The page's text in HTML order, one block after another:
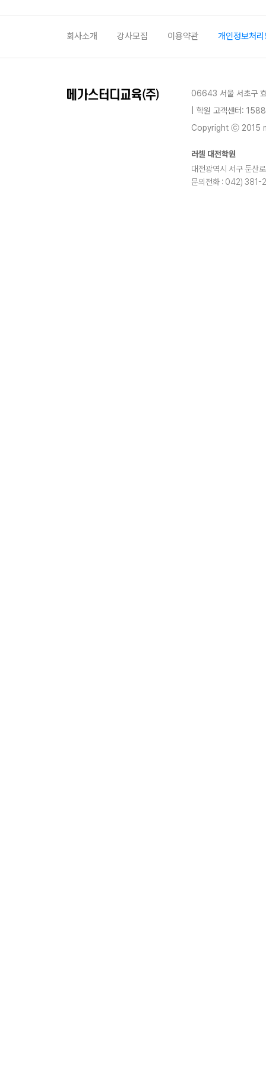
회사소개 강사모집 이용약관 개인정보처
06643 서울 서초구
| 학원 고객센터:
Copyright ⓒ 2015
러셀 대전학원
대전광역시 서구 둔
문의전화 : 042) 381-